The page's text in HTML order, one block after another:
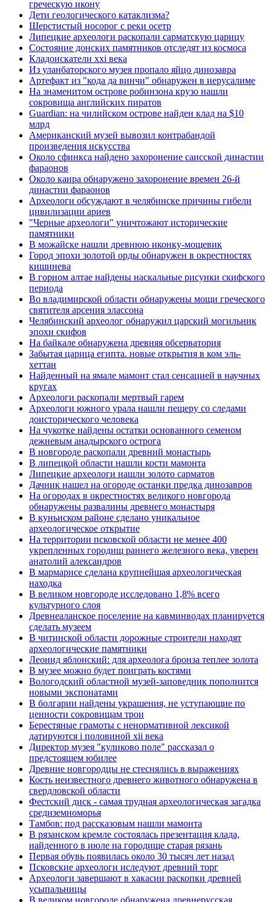
греческую икону
Дети геологического катаклизма?
Шерстистый носорог с реки осетр
Липецкие археологи раскопали сарматскую царицу
Состояние донских памятников отследят из космоса
Кладоискатели xxi века
Из уланбаторского музея пропало яйцо динозавра
Артефакт из "кода да винчи" обнаружен в иерусалиме
На знаменитом острове робинзона крузо нашли
сокровища английских пиратов
Guardian: на чилийском острове найден клад на $10
млрд
Американский музей вывозил контрабандой
произведения искусства
Около сфинкса найдено захоронение саисской династии
фараонов
Около каира обнаружено захоронение времен 26-й
династии фараонов
Археологи обсуждают в челябинске причины гибели
цивилизации ариев
"Черные археологи" уничтожают исторические
памятники
В можайске нашли древнюю иконку-мощевик
Город эпохи золотой орды обнаружен в окрестностях
кишинева
В горном алтае найдены наскальные рисунки скифского
периода
Во владимирской области обнаружены мощи греческого
святителя арсения элассона
Челябинский археолог обнаружил царский могильник
эпохи скифов
На байкале обнаружена древняя обсерватория
Забытая царица египта. новые открытия в ком эль-
хеттан
Найденный на ямале мамонт стал сенсацией в научных
кругах
Археологи раскопали мертвый гарем
Археологи южного урала нашли пещеру со следами
доисторического человека
На чукотке найдены остатки основанного семеном
дежневым анадырского острога
В новгороде раскопали древний монастырь
В липецкой области нашли кости мамонта
Липецкие археологи нашли золото сарматов
Дачник нашел на огороде останки предка динозавров
На огородах в окрестностях великого новгорода
обнаружены развалины древнего монастыря
В куньиском районе сделано уникальное
археологическое открытие
На территории псковской области не менее 400
укрепленных городищ раннего железного века, уверен
анатолий александров
В мармарисе сделана крупнейшая археологическая
находка
В великом новгороде исследовано 1,8% всего
культурного слоя
Древнеаланское поселение на кавминводах планируется
сделать музеем
В читинской области дорожные строители находят
археологические памятники
Леонид яблонский: для археолога бронза теплее золота
В музее можно будет поиграть костями
Вологодский областной музей-заповедник пополнится
новыми экспонатами
В болгарии найдены украшения, не уступающие по
ценности сокровищам трои
Берестяные грамоты с ненормативной лексикой
датируются i половиной xii века
Директор музея "куликово поле" рассказал о
предстоящем юбилее
Древние новгородцы не стеснялись в выражениях
Кость неизвестного древнего животного обнаружена в
свердловской области
Фестский диск - самая трудная археологическая загадка
средиземноморья
Тамбов: под рассказовым нашли мамонта
В рязанском кремле состоялась презентация клада,
найденного в июле на городище старая рязань
Первая обувь появилась около 30 тысяч лет назад
Псковские археологи иследуют древний торг
Археологи завершают в хакасии раскопки древней
усыпальницы
В великом новгороде обнаружена древнерусская